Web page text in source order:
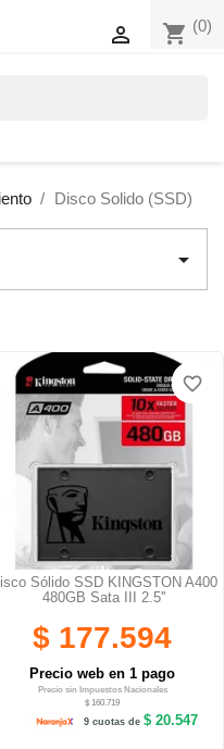
shopping_cart (0)

Disco Solido (SSD)

Sólido SSD KINGSTON A400
480GB Sata III 2.5''
$ 177.594
Precio web en 1 pago
Precio sin Impuestos Nacionales
$ 160.719
9 cuotas de$ 20.547
favorite_border
favorite_border